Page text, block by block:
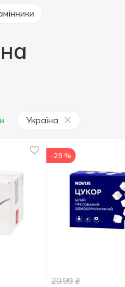
Україна
-29 %
20.99 ₴